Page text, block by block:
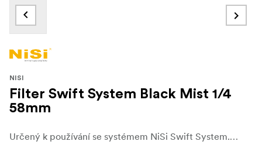
NISI
Filter Swift System Black Mist 1/4
58mm
Určený k používání se systémem NiSi Swift System. Tento filtr dodá vašim snímků další rozměr a nový charakter. Zdroje světla se příjemně rozptýlí, ale stíny si přitom zachovají svůj tvar a svou čerň. Filtr zároveň také snižuje kontrast a vyhlazuje vrásky a drobné vady na kráse, což z něj dělá skvělý filtr pro fotografování portrétů.